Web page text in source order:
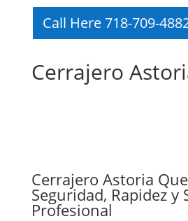
Call Here 718-709-
Cerrajero
Cerrajero Astoria
Seguridad, Rapidez y
Profesional